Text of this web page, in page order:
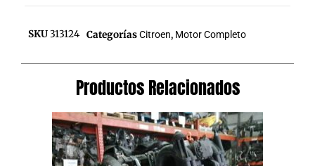
SKU313124 CategoríasCitroen, Motor Completo
Productos Relacionados